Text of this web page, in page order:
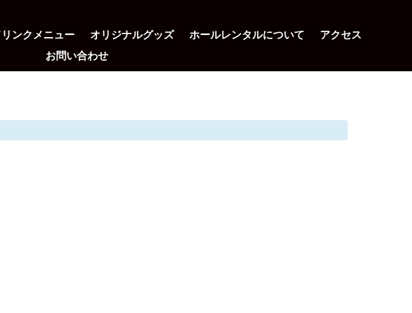
ンクメニュー オリジナルグッズ ホールレンタルについて
アクセス
お問い合わせ